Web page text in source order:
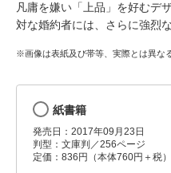
凡庸を嫌い「上品」を好むデ
対な婚約者には、さらに強烈
※画像は表紙及び帯等、実際とは異な
紙書籍
発売日：2017年09月23日
判型：文庫判／256ページ
定価：836円（本体760円＋税）